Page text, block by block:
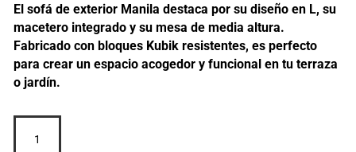
El sofá de exterior Manila destaca por su diseño en L, su
macetero integrado y su mesa de media altura.
Fabricado con bloques Kubik resistentes, es perfecto
para crear un espacio acogedor y funcional en tu terraza
o jardín.
EXTERIOR